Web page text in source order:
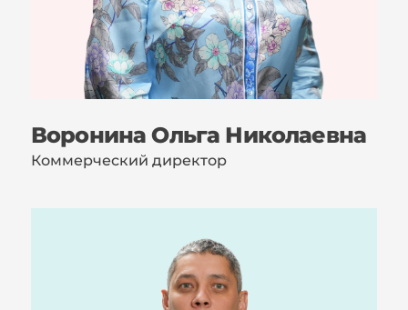
Воронина Ольга Николаевна
Коммерческий директор